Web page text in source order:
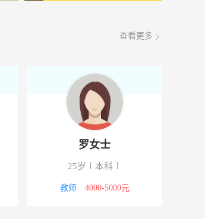
08-06
08-06
08-06
08-06
查看更多
罗女士
25岁 本科
教师 4000-5000元